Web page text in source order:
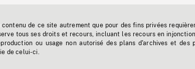
contenu de ce site autrement que pour des fins privées
tous ses droits et recours, incluant les recours en
ou usage non autorisé des plans d'archives et des
de celui-ci.